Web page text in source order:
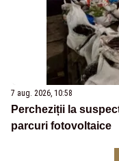
7 aug. 2026, 10:58
Percheziții la
parcuri fotovoltaice